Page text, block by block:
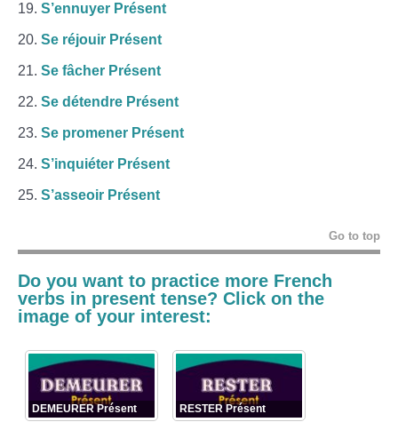
S’ennuyer Présent
Se réjouir Présent
Se fâcher Présent
Se détendre Présent
Se promener Présent
S’inquiéter Présent
S’asseoir Présent
Go to top
Do you want to practice more French
verbs in present tense? Click on the
image of your interest:
DEMEURER Présent RESTER Présent